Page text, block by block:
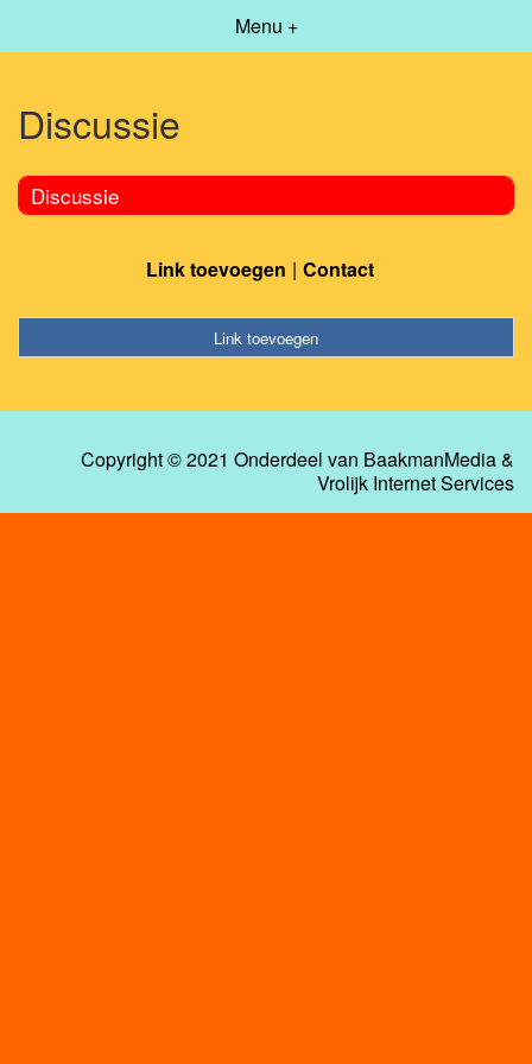
Menu +
Discussie
Discussie
Link toevoegen Contact
Link toevoegen
Copyright © 2021 Onderdeel van BaakmanMedia&
Vrolijk Internet Services